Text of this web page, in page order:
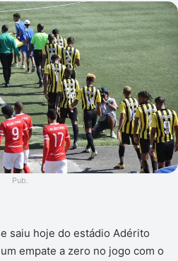
e-
mail
Pub.
saiu hoje do estádio Adérito
empate a zero no jogo com o